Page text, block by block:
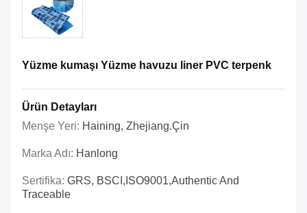
Yüzme kumaşı Yüzme havuzu liner PVC terpenk
Ürün Detayları
Menşe Yeri: Haining, Zhejiang.Çin
Marka Adı: Hanlong
Sertifika: GRS, BSCI,ISO9001,Authentic And
Traceable